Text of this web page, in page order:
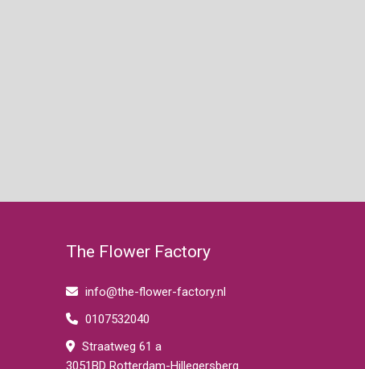
The Flower Factory
info@the-flower-factory.nl
0107532040
Straatweg 61 a
3051BD Rotterdam-Hillegersberg